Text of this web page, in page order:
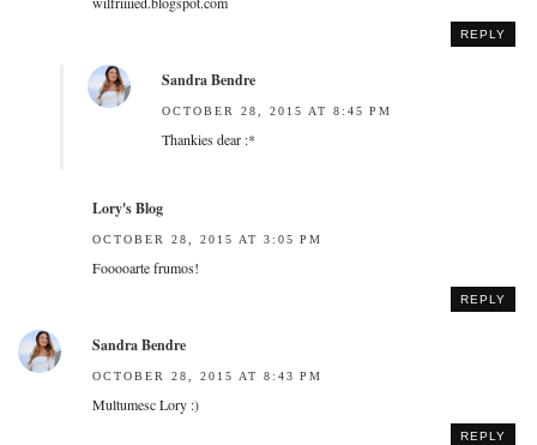
REPLY
Sandra Bendre
OCTOBER 28, 2015 AT 8:45 PM
Thankies dear :*
Lory's Blog
OCTOBER 28, 2015 AT 3:05 PM
Fooooarte frumos!
REPLY
Sandra Bendre
OCTOBER 28, 2015 AT 8:43 PM
Multumesc Lory :)
REPLY